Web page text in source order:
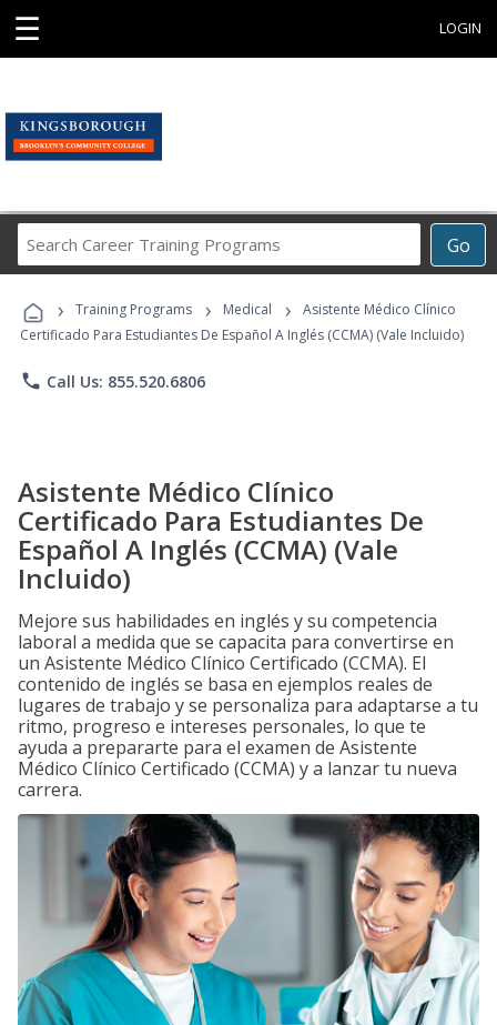
☰ LOGIN
Go
Career
Programs
› Training Programs › Medical ›
Asistente Médico Clínico
Certificado Para Estudiantes De Español A Inglés (CCMA) (Vale Incluido)
phone Call Us: 855.520.6806
Asistente Médico Clínico
Certificado Para Estudiantes De
Español A Inglés (CCMA) (Vale
Incluido)
Mejore sus habilidades en inglés y su competencia
laboral a medida que se capacita para convertirse en
un Asistente Médico Clínico Certificado (CCMA). El
contenido de inglés se basa en ejemplos reales de
lugares de trabajo y se personaliza para adaptarse a tu
ritmo, progreso e intereses personales, lo que te
ayuda a prepararte para el examen de Asistente
Médico Clínico Certificado (CCMA) y a lanzar tu nueva
carrera.